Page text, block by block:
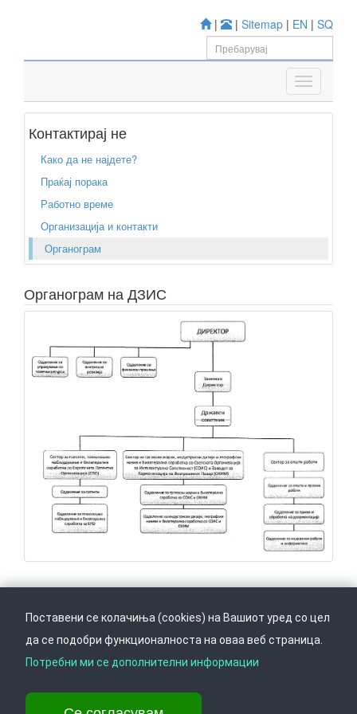
| | Sitemap | EN | SQ
Контактирај не
Како да не најдете?
Праќај порака
Работно време
Организација и контакти
Органограм
Органограм на ДЗИС
Врати се горе Следете не на
Поставени се колачиња (cookies) на Вашиот уред со цел
да се подобри функционалноста на оваа веб страница.
Потребни ми се дополнителни информации